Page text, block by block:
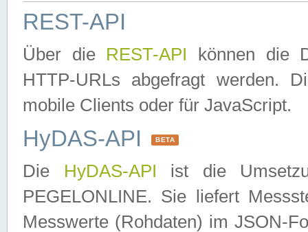
REST-API
Über die REST-API können die
HTTP-URLs abgefragt werden.
mobile Clients oder für JavaScript.
HyDAS-API BETA
Die HyDAS-API ist die
PEGELONLINE. Sie liefert
Messwerte (Rohdaten) im JSON-